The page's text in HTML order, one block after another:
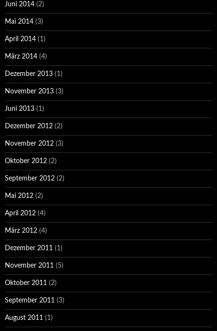
Juni 2014 (2)
Mai 2014 (3)
April 2014 (1)
März 2014 (4)
Dezember 2013 (1)
November 2013 (3)
Juni 2013 (1)
Dezember 2012 (2)
November 2012 (3)
Oktober 2012 (2)
September 2012 (2)
Mai 2012 (2)
April 2012 (4)
März 2012 (4)
Dezember 2011 (1)
November 2011 (5)
Oktober 2011 (2)
September 2011 (3)
August 2011 (1)